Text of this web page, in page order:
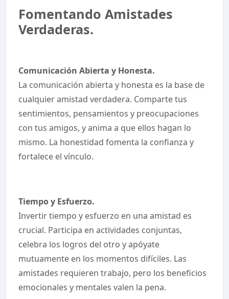
Fomentando Amistades
Verdaderas.
Comunicación Abierta y Honesta.
La comunicación abierta y honesta es la base de
cualquier amistad verdadera. Comparte tus
sentimientos, pensamientos y preocupaciones
con tus amigos, y anima a que ellos hagan lo
mismo. La honestidad fomenta la confianza y
fortalece el vínculo.
Tiempo y Esfuerzo.
Invertir tiempo y esfuerzo en una amistad es
crucial. Participa en actividades conjuntas,
celebra los logros del otro y apóyate
mutuamente en los momentos difíciles. Las
amistades requieren trabajo, pero los beneficios
emocionales y mentales valen la pena.